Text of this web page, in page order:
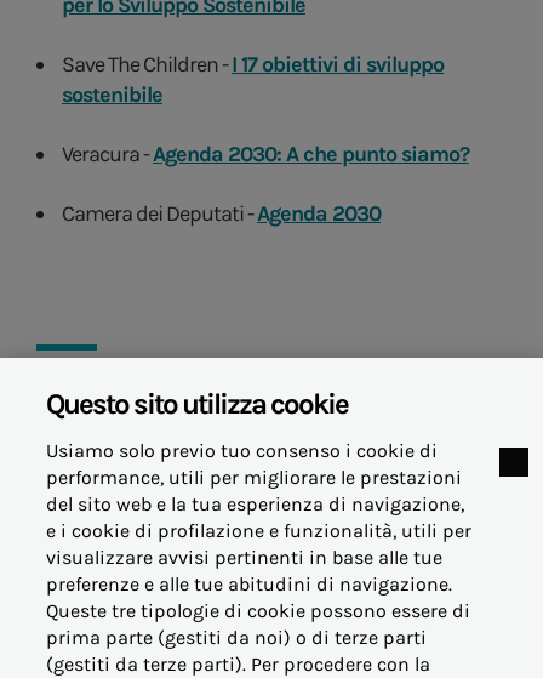
Save The Children -I 17 obiettivi di sviluppo
sostenibile
Veracura -Agenda 2030: A che punto siamo?
Camera dei Deputati -Agenda 2030
27 agosto 2024
© Acea Energia Spa
via dell'Arte 73/77 - 00144 Roma
- p.iva 07305361003
Questo sito utilizza cookie
Usiamo solo previo tuo consenso i cookie di
performance, utili per migliorare le prestazioni
del sito web e la tua esperienza di navigazione,
e i cookie di profilazione e funzionalità, utili per
visualizzare avvisi pertinenti in base alle tue
preferenze e alle tue abitudini di navigazione.
Queste tre tipologie di cookie possono essere di
prima parte (gestiti da noi) o di terze parti
(gestiti da terze parti). Per procedere con la